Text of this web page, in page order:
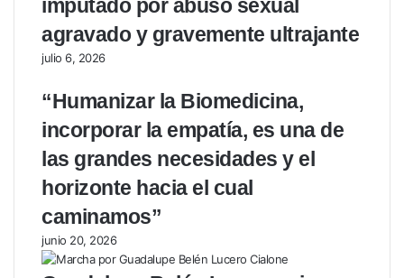
imputado por abuso sexual
agravado y gravemente ultrajante
julio 6, 2026
“Humanizar la Biomedicina,
incorporar la empatía, es una de
las grandes necesidades y el
horizonte hacia el cual
caminamos”
junio 20, 2026